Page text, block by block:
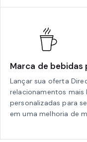
Marca de bebidas
Lançar sua oferta
relacionamentos mais
personalizadas para
em uma melhoria de